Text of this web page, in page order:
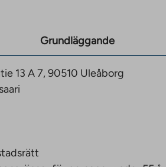
Grundläggande
13 A 7, 90510 Uleåborg